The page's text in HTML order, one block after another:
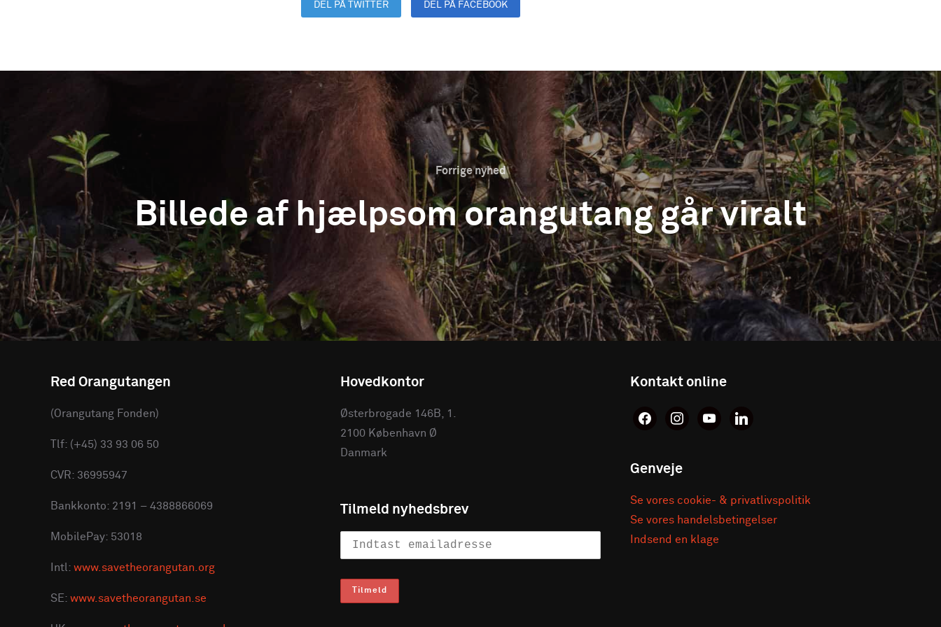
DEL PÅ TWITTER DEL PÅ FACEBOOK
Forrige nyhed
Billede af hjælpsom orangutang går viralt
Red Orangutangen
(Orangutang Fonden)
Tlf: (+45) 33 93 06 50
CVR: 36995947
Bankkonto: 2191 – 4388866069
MobilePay: 53018
Intl: www.savetheorangutan.org
SE: www.savetheorangutan.se
Hovedkontor
Østerbrogade 146B, 1.
2100 København Ø
Danmark
Tilmeld nyhedsbrev
Kontakt online
facebookinstagramyoutubelinkedin
Genveje
Se vores cookie- & privatlivspolitik
Se vores handelsbetingelser
Indsend en klage